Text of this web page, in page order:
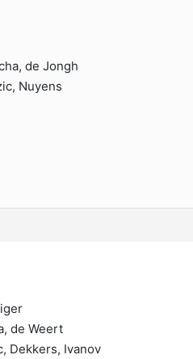
de Jongh
Nuyens
de Weert
Dekkers, Ivanov